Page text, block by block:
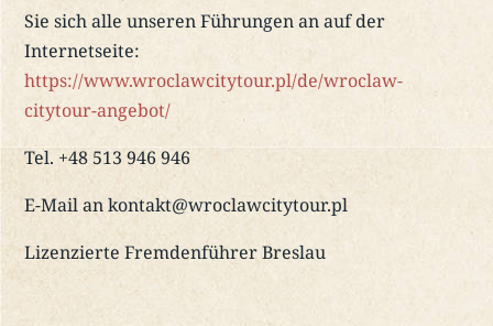
Sie sich alle unseren Führungen an auf der
Internetseite:
https://www.wroclawcitytour.pl/de/wroclaw-
citytour-angebot/
Tel. +48 513 946 946
E-Mail an kontakt@wroclawcitytour.pl
Lizenzierte Fremdenführer Breslau